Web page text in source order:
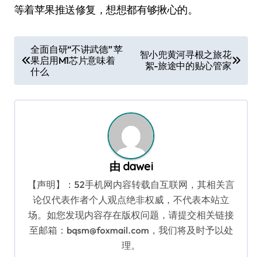
等着苹果推送修复，想想都有够揪心的。
章
导
航
全面自研“不讲武德” 苹
果启用M1芯片意味着
什么
智小兜黄河寻根之旅花
絮-旅途中的贴心管家
由 dawei
【声明】：52手机网内容转载自互联网，其相关言
论仅代表作者个人观点绝非权威，不代表本站立
场。如您发现内容存在版权问题，请提交相关链接
至邮箱：bqsm@foxmail.com，我们将及时予以处
理。